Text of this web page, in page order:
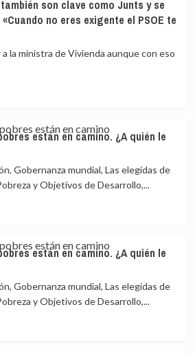
son clave como Junts y se
no eres exigente el PSOE te
la ministra de Vivienda aunque con eso
están en camino. ¿A quién le
Gobernanza mundial, Las elegidas de
y Objetivos de Desarrollo,...
están en camino. ¿A quién le
Gobernanza mundial, Las elegidas de
y Objetivos de Desarrollo,...